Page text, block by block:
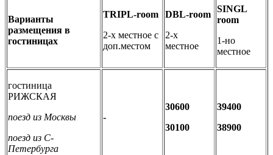
Варианты
размещения в
гостиницах
TRIPL-room
2-х местное с
доп.местом
DBL-room
2-х
местное
SINGL
room
1-но
местное
гостиница
РИЖСКАЯ
поезд из Москвы
поезд из С-
Петербурга
-
30600
30100
39400
38900